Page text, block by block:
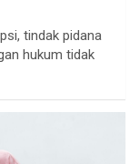
tindak pidana
hukum tidak